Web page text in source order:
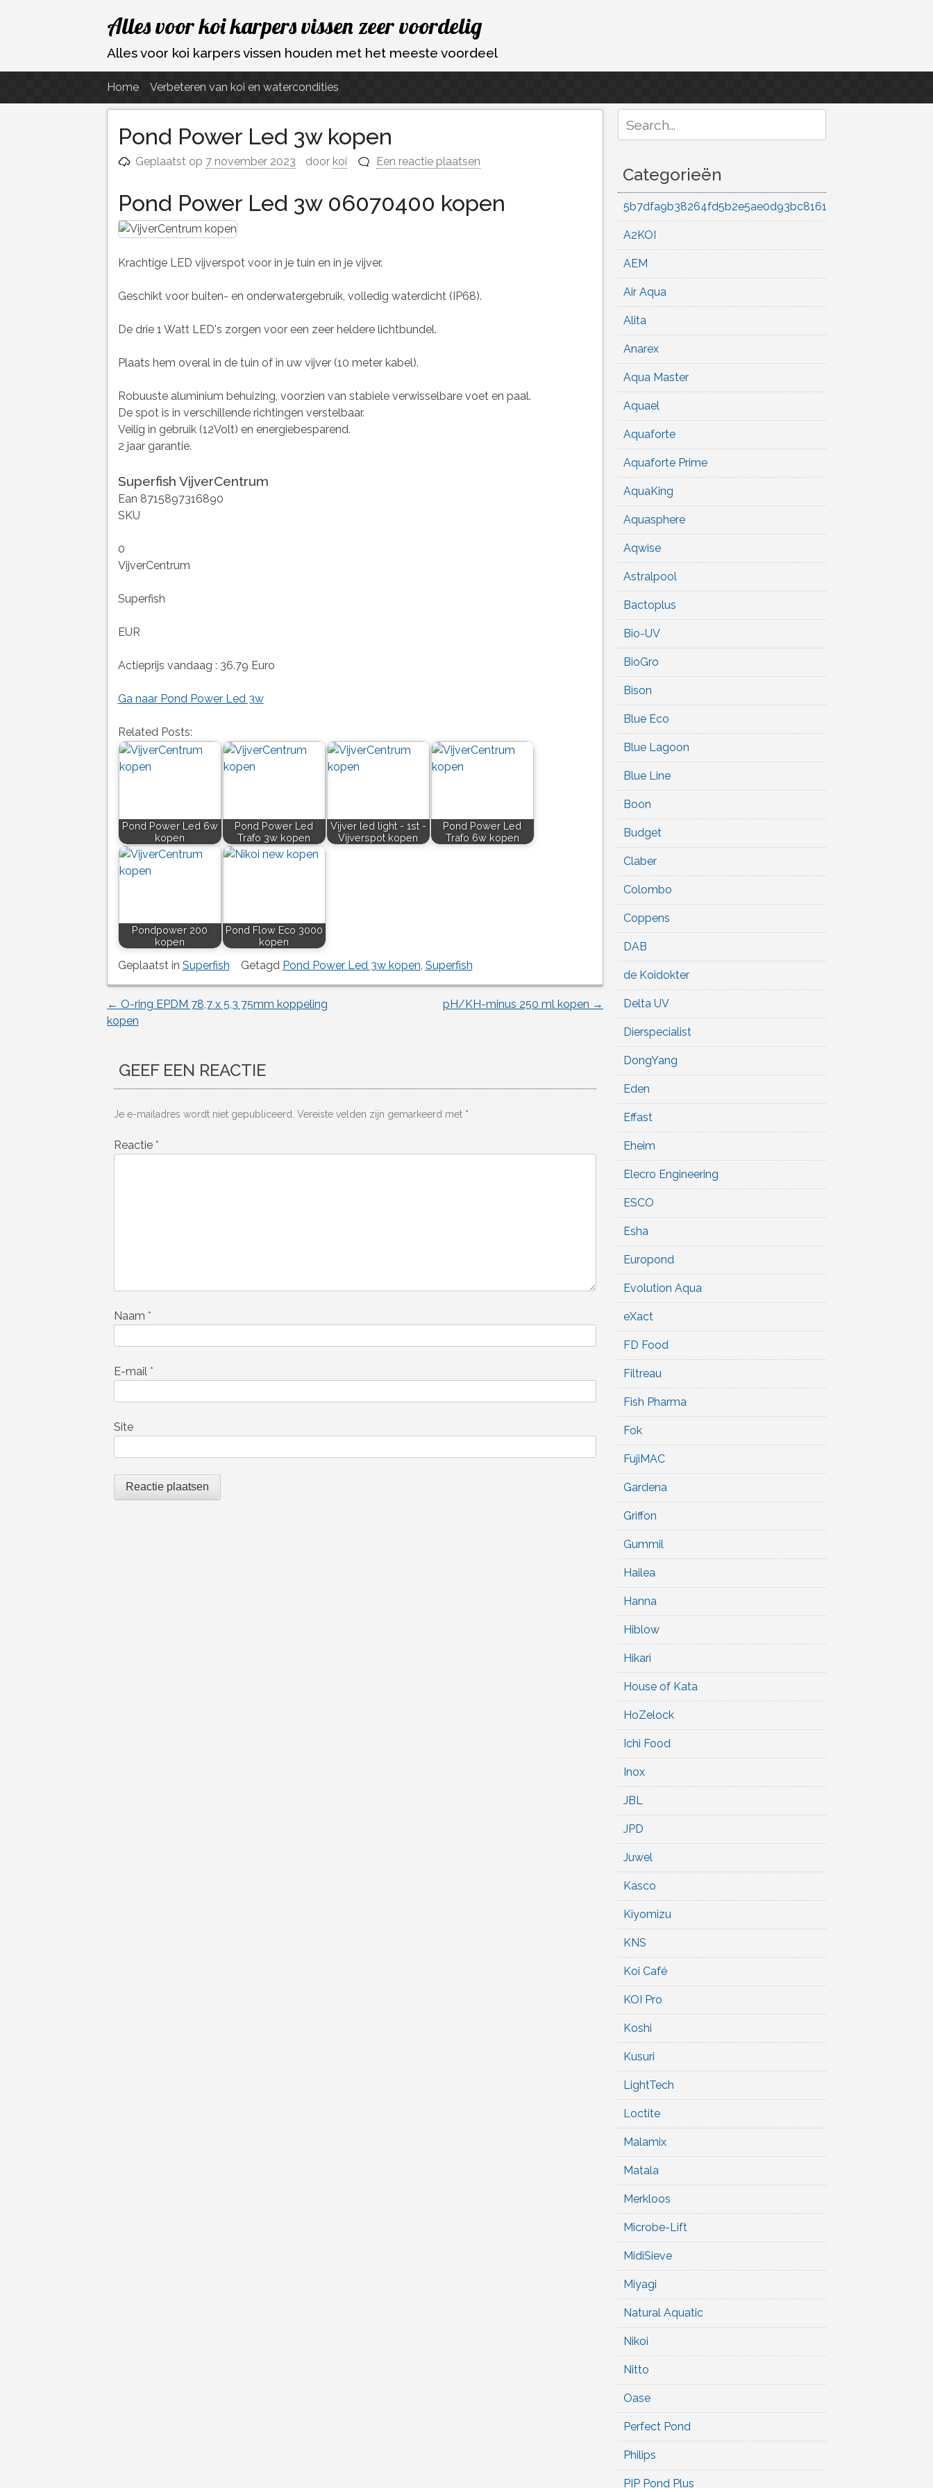
Ga
naar
de
Alles voor koi karpers vissen zeer voordelig
Alles voor koi karpers vissen houden met het meeste voordeel
Home Verbeteren van koi en watercondities
Pond Power Led 3w kopen
Geplaatst op 7 november 2023 door koi Een reactie plaatsen
Pond Power Led 3w 06070400 kopen
Krachtige LED vijverspot voor in je tuin en in je vijver.
Geschikt voor buiten- en onderwatergebruik, volledig waterdicht (IP68).
De drie 1 Watt LED's zorgen voor een zeer heldere lichtbundel.
Plaats hem overal in de tuin of in uw vijver (10 meter kabel).
Robuuste aluminium behuizing, voorzien van stabiele verwisselbare voet en paal.
De spot is in verschillende richtingen verstelbaar.
Veilig in gebruik (12Volt) en energiebesparend.
2 jaar garantie.
Superfish VijverCentrum
Ean 8715897316890
SKU
0
VijverCentrum
Superfish
EUR
Actieprijs vandaag : 36.79 Euro
Ga naar Pond Power Led 3w
Related Posts:
Pond Power Led 6w
kopen
Pond Power Led
Trafo 3w kopen
Vijver led light - 1st -
Vijverspot kopen
Pond Power Led
Trafo 6w kopen
Pondpower 200
kopen
Pond Flow Eco 3000
kopen
Geplaatst in Superfish Getagd Pond Power Led 3w kopen, Superfish
Berichtnavigatie
← O-ring EPDM 78,7 x 5,3 75mm koppeling
kopen
pH/KH-minus 250 ml kopen →
GEEF EEN REACTIE
Je e-mailadres wordt niet gepubliceerd. Vereiste velden zijn gemarkeerd met *
Reactie *
Naam *
E-mail *
Site
for:
Categorieën
5b7dfa9b38264fd5b2e5ae0d93bc8161
A2KOI
AEM
Air Aqua
Alita
Anarex
Aqua Master
Aquael
Aquaforte
Aquaforte Prime
AquaKing
Aquasphere
Aqwise
Astralpool
Bactoplus
Bio-UV
BioGro
Bison
Blue Eco
Blue Lagoon
Blue Line
Boon
Budget
Claber
Colombo
Coppens
DAB
de Koidokter
Delta UV
Dierspecialist
DongYang
Eden
Effast
Eheim
Elecro Engineering
ESCO
Esha
Europond
Evolution Aqua
eXact
FD Food
Filtreau
Fish Pharma
Fok
FujiMAC
Gardena
Griffon
Gummil
Hailea
Hanna
Hiblow
Hikari
House of Kata
HoZelock
Ichi Food
Inox
JBL
JPD
Juwel
Kasco
Kiyomizu
KNS
Koi Café
KOI Pro
Koshi
Kusuri
LightTech
Loctite
Malamix
Matala
Merkloos
Microbe-Lift
MidiSieve
Miyagi
Natural Aquatic
Nikoi
Nitto
Oase
Perfect Pond
Philips
PIP Pond Plus